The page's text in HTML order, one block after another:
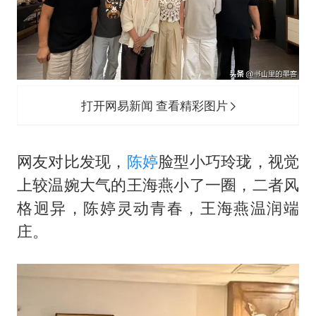
打开网易新闻 查看精彩图片
网友对比发现， 陈婷脸型小巧玲珑，视觉
上较温婉大气的王海燕小了一圈，二者风
格迥异，陈婷灵动青春，王海燕温润端
庄。